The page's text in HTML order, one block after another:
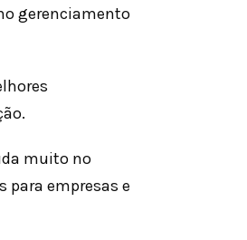
gerenciamento
muito no
para empresas e